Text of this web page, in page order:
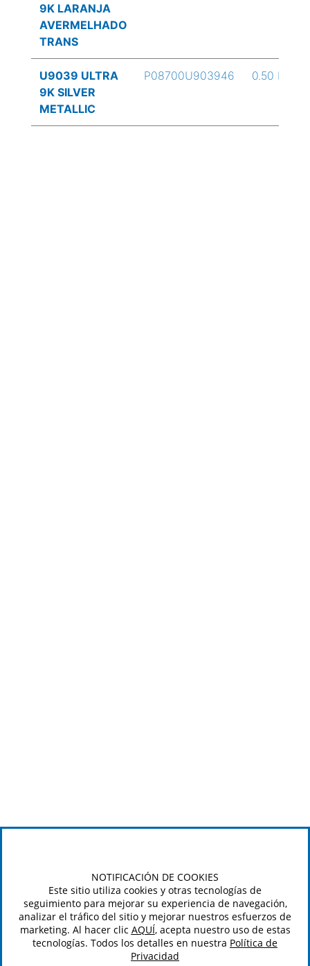
9K LARANJA
AVERMELHADO
TRANS
U9039 ULTRA
9K SILVER
METALLIC
P08700U903946 0.50 L
NOTIFICACIÓN DE COOKIES
Este sitio utiliza cookies y otras tecnologías de
seguimiento para mejorar su experiencia de navegación,
analizar el tráfico del sitio y mejorar nuestros esfuerzos de
marketing. Al hacer clic AQUÍ, acepta nuestro uso de estas
tecnologías. Todos los detalles en nuestra Política de
Privacidad